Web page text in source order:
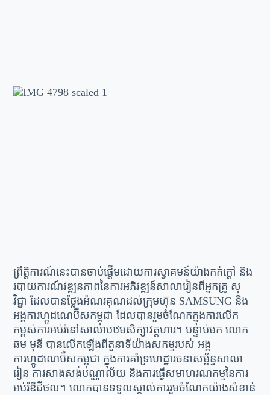
ព្រឹត្តិការណ៍នេះបានចាប់ផ្តើមដោយការស្វាគមន៍យ៉ាងកក់ក្តៅ និង
របាយការណ៍វឌ្ឍនភាពនៃការអភិវឌ្ឍន៍សាលារៀនពីអ្នកគ្រូ សុ
វិជ្ជា ដែលបានថ្លែងអំណរគុណដល់ក្រុមហ៊ុន SAMSUNG និង
អង្គការហ្គូដណេប៊ឺសកម្ពុជា ដែលបានរួមចំណែកក្នុងការលើក
កម្ពស់ការអប់រំនៅសាលាបឋមសិក្សាវត្តហារ។ បន្ទាប់មក លោក
ឆម មុនី បានលើកឡើងពីតួនាទីយ៉ាងសកម្មរបស់ អង្គ
ការហ្គូដណេប៊ឺសកម្ពុជា ក្នុងការគាំទ្រហេដ្ឋារចនាសម្ព័ន្ធសាលា
រៀន ការសាងសង់បណ្ណាល័យ និងការធ្វើសមាហរណកម្មនៃការ
អប់រំឌីជីថល។ លោកបានទទួលស្គាល់ការរួមចំណែកយ៉ាងសំខាន់